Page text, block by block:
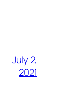
July 2,
2021